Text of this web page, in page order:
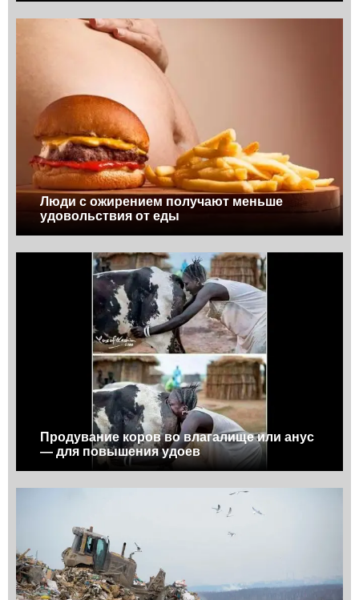
Люди с ожирением получают меньше
удовольствия от еды
Продувание коров во влагалище или анус
— для повышения удоев